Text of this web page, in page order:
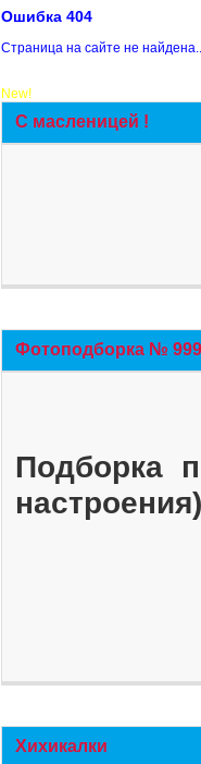
Ошибка 404
Страница на сайте не
New!
С масленицей !
Фотоподборка №
Подборка
Хихикалки